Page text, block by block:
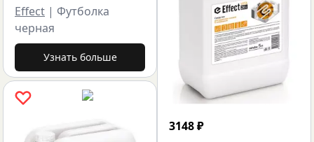
Effect | Футболка
черная
Узнать больше
3148₽